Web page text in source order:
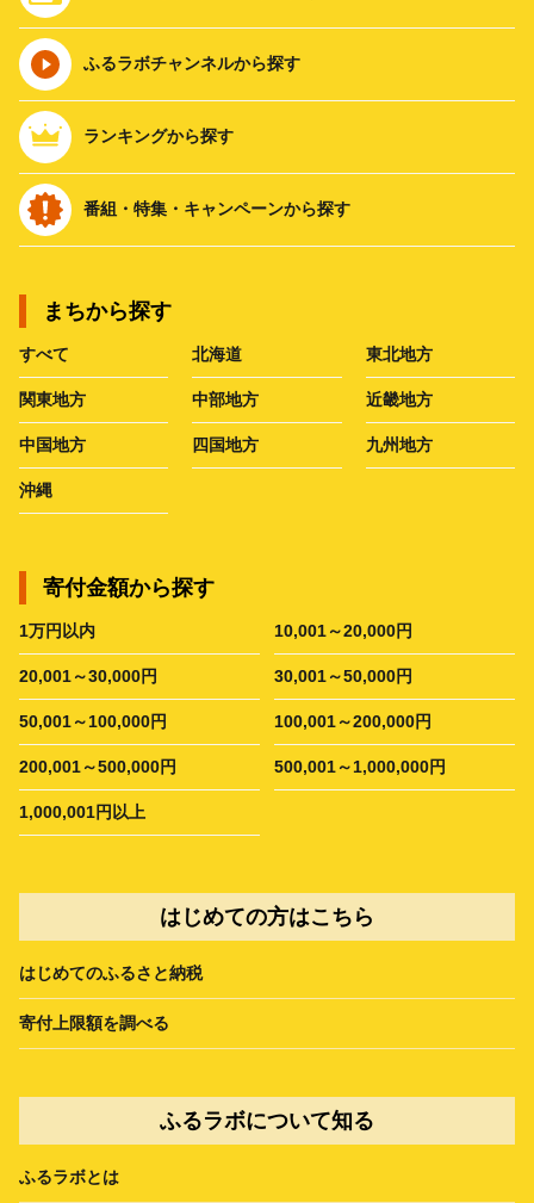
ふるラボチャンネルから探す
ランキングから探す
番組・特集・キャンペーンから探す
まちから探す
すべて 北海道 東北地方
関東地方 中部地方 近畿地方
中国地方 四国地方 九州地方
沖縄
寄付金額から探す
1万円以内 10,001～20,000円
20,001～30,000円 30,001～50,000円
50,001～100,000円 100,001～200,000円
200,001～500,000円 500,001～1,000,000円
1,000,001円以上
はじめての方はこちら
はじめてのふるさと納税
寄付上限額を調べる
ふるラボについて知る
ふるラボとは